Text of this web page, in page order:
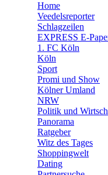
Home
Veedelsreporter
Schlagzeilen
EXPRESS E-
1. FC Köln
Köln
Sport
Promi und Show
Kölner Umland
NRW
Politik und
Panorama
Ratgeber
Witz des Tages
Shoppingwelt
Dating